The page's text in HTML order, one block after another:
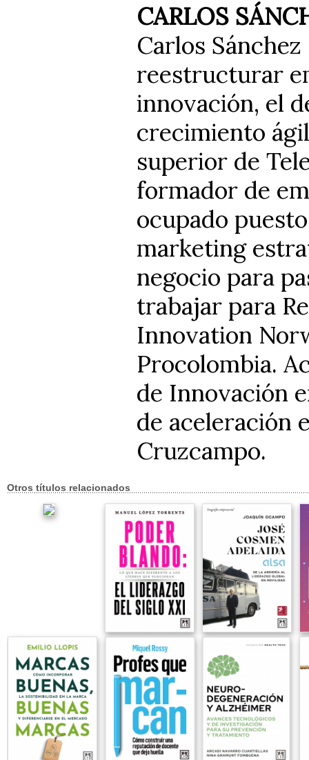
CARLOS
Carlos
reestructurar
innovación, el
crecimiento
superior de
formador de
ocupado
marketing
negocio para
trabajar para
Innovation
Procolombia.
de Innovación
de aceleración
Cruzcampo.
Otros títulos relacionados